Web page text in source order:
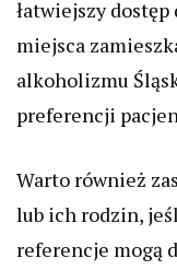
łatwiejszy
miejsca
alkoholizmu
preferencji
Warto również
lub ich rodzin,
referencje mogą